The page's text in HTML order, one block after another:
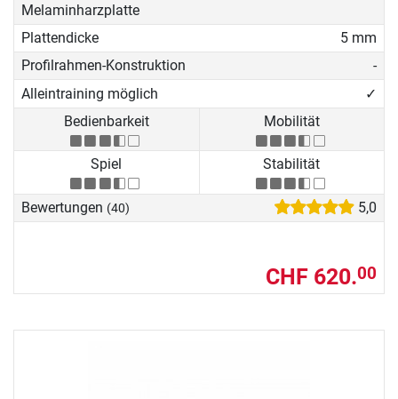
Melaminharzplatte
Plattendicke
5 mm
Profilrahmen-Konstruktion
-
Alleintraining möglich
✓
Bedienbarkeit
Mobilität
Spiel Stabilität
Bewertungen (40) 5,0
CHF 620.00